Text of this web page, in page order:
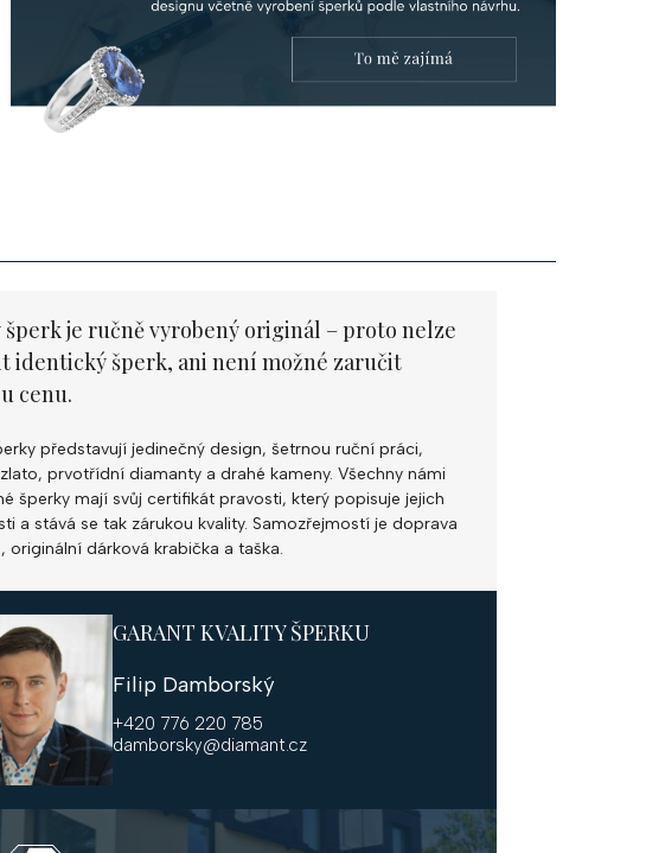
šperk je ručně vyrobený originál – proto nelze
identický šperk, ani není možné zaručit
cenu.
představují jedinečný design, šetrnou ruční práci,
prvotřídní diamanty a drahé kameny. Všechny námi
šperky mají svůj certifikát pravosti, který popisuje jejich
a stává se tak zárukou kvality. Samozřejmostí je doprava
originální dárková krabička a taška.
GARANT KVALITY ŠPERKU
Filip Damborský
+420 776 220 785
damborsky@diamant.cz